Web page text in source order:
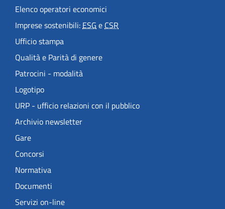
Elenco operatori economici
Imprese sostenibili:ESGeCSR
Ufficio stampa
Qualità e Parità di genere
Patrocini - modalità
Logotipo
URP - ufficio relazioni con il pubblico
Archivio newsletter
Gare
Concorsi
Normativa
Documenti
Servizi on-line